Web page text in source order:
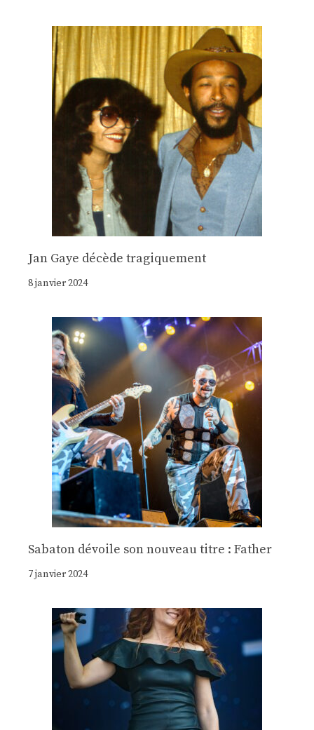
Jan Gaye décède tragiquement
8 janvier 2024
Sabaton dévoile son nouveau titre : Father
7 janvier 2024